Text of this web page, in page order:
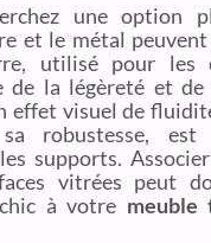
une option
et le métal peuvent
utilisé pour les
de la légèreté et de
effet visuel de
robustesse,
supports.
vitrées peut
à votre meuble